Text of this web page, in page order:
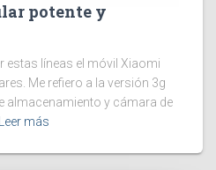
potente y
estas líneas el móvil Xiaomi
Me refiero a la versión 3g
almacenamiento y cámara de
Leer más